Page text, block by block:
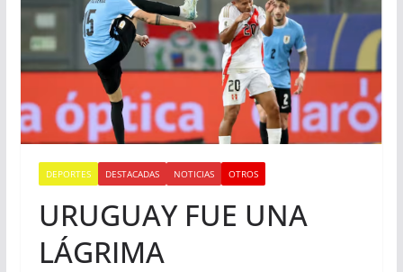
DEPORTES DESTACADAS NOTICIAS OTROS
URUGUAY FUE UNA
LÁGRIMA